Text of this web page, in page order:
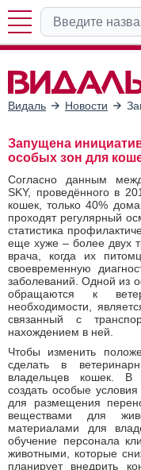
Видаль
Новости
Запущена
особых зон для
Согласно данным
SKY, проведённого в
кошек, только 40%
проходят регулярный
статистика
еще хуже – более двух
врача, когда их
своевременную
заболеваний. Одной из
обращаются к
необходимости,
связанный с
нахождением в ней.
Чтобы изменить
сделать в
владельцев кошек. В
создать особые
для размещения
веществами для
материалами для
обучение персонала
животными, которые
планирует внедрить